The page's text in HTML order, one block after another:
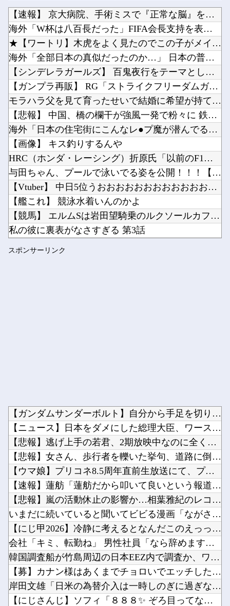
私の彼に裏表がなさすぎる 第3話
【パズドラ】 パズパス限定追加報酬「★7以上夏休みガチャ×3連」キタ━━━━(゜∀゜)━━...
「途中から急激につまらなくなった漫画」←思い浮かべた作品
Powered by livedoor 相互RSS
岸田文雄「日米の為替介入は一時しのぎに過ぎない。私なら円を強くすることが出来る」他
海外「日本は戦勝国なんだよ」 戦後の日本人の特別な生き様に各国から称賛の声他
【にじさんじ】ソフィ「８８８✨ ぞろ目ってなんか嬉しくなるよね！！」他
お前らが思う「バカゲー」って何？他
シャープ、シンプルで使いやすいオーブンレンジ「RE-WF187」他
キズナアイが加藤純一と絡み出したけどどうなんだ？他
ペルソナ４R”メイン”ヒロインの里中千枝さん、来ている服と声がかわいかっただけという事実が...
ワイ同じスマホ11年使ってるんやけど他
Powered by livedoor 相互RSS
【速報】 京大病院、手術ミスで『正常な脳』を摘出 → 患者は...
海外「W杯は八百長だった」FIFA会長支持を表明したサッカー...
★【ワートリ】木虎をよく見たのでこの子がメインヒロインだと思...
海外「全部日本の真似だったのか…」 日本の普通のテレビ番組が...
【シンデレラガールズ】 百鬼夜行をテーマとしたPOP UP ...
【ガンプラ再販】 RG「ストライクフリーダムガンダム ディア...
モラハラ父を見て育ったせいで結婚に希望が持てない私。それなの...
【悲報】 中国、橋の欄干が強風一発で粉々に 鉄筋ゼロ 当局「...
海外「日本の住宅街にこんなレ●プ魔が潜んでるとかマジかよ…さ...
【画像】 キス釣りするんや
HRC（ホンダ・レーシング）折原氏「以前のF1プロジェクトを...
与田ちゃん、プールで泳いでる姿を公開！！！【元乃木坂46】
【Vtuber】 中日5位うおおおおおおおおおおおおおおおお
【艦これ】 競泳水着いんのかよ
【競馬】 エルムSは岩田望騎乗のルクソールカフェがV
私の彼に裏表がなさすぎる 第3話
スポンサーリンク
【ガンダムサンダーボルト】自分から手足を切り落すなんて…他
【ニュース】日本をダメにした総理大臣、ワースト１位が同点でこ...
【悲報】逃げ上手の若君、2期放映中なのに全く話題にならない他
【悲報】女さん、歩行者を轢いた挙句、道路に倒れてどえらいこと...
【ウマ娘】プリコネ8.5周年直前生放送にて、プリコネ×ウマ娘...
【速報】蓮舫「蓮舫だから叩いて良いという報道」 ネット「高市...
【悲報】嵐の活動休止の影響か…相葉雅紀のレコメンが9月いっぱ...
いまだに続いていると聞いてビビる漫画「ながされて藍蘭島」「咲...
【にじ甲2026】冷静に考えるとなんだこのえっっっな格好は…...
会社「キミ、転勤ね」 男性社員「なら辞めますわ」 → 凄いこ...
韓国調査船が竹島周辺の日本EEZ内で調査か、ワイヤのようなも...
【募】カナン様はあくまでチョロいでエッチしたいキャラ【画像】...
岸田文雄「日米の為替介入は一時しのぎに過ぎない。私なら円を強...
【にじさんじ】ソフィ「８８８✨ ぞろ目ってなんか嬉しくなるよ...